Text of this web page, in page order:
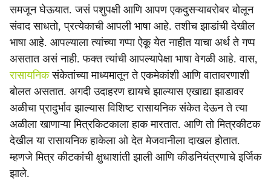
समजून घेऊयात. जसं पशुपक्षी आणि आपण एकदुसऱ्याबरोबर बोलून
संवाद साधतो, प्रत्येकाची आपली भाषा आहे. तशीच झाडांची देखील
भाषा आहे. आपल्याला त्यांच्या गप्पा ऐकू येत नाहीत याचा अर्थ ते गप्प
असतात असं नाही. फक्त त्यांची आपल्यापेक्षा भाषा वेगळी आहे. वास,
रासायनिकसंकेतांच्या माध्यमातून ते एकमेकांशी आणि वातावरणाशी
बोलत असतात. अगदी उदाहरण द्यायचे झाल्यास एखाद्या झाडावर
अळीचा प्रादुर्भाव झाल्यास विशिष्ट रासायनिक संकेत देऊन ते त्या
अळीला खाणाऱ्या मित्रकिटकाला हाक मारतात. आणि तो मित्रकीटक
देखील या रासायनिक हाकेला ओ देत मेजवानीला दाखल होतात.
म्हणजे मित्र कीटकांची क्षुधाशांती झाली आणि कीडनियंत्रणाचे इर्जिक
झाले.